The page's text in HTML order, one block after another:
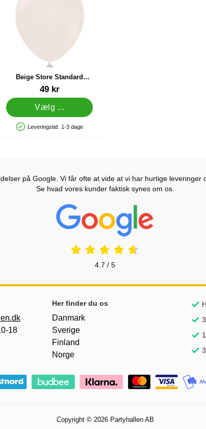
Beige Store Standard
Latexballoner White Sand
49 kr
Vælg ...
Produkttilgængelighed: På lager
Leveringstid: 1-3 dage
på Google. Vi får ofte at vide at vi har hurtige leveringer
Se hvad vores kunder faktisk synes om os.
Prisjakt Anmeldelser: 4.7 Stjerne
4.7 / 5
18
Her finder du os
Danmark
Sverige
Finland
Norge
Copyright © 2026 Partyhallen AB